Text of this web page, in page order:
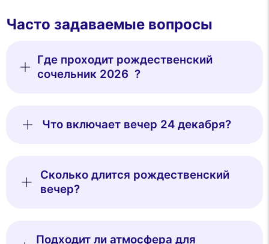
Часто задаваемые вопросы
Где проходит рождественский
сочельник 2026 ?
Что включает вечер 24 декабря?
Сколько длится рождественский
вечер?
Подходит ли атмосфера для